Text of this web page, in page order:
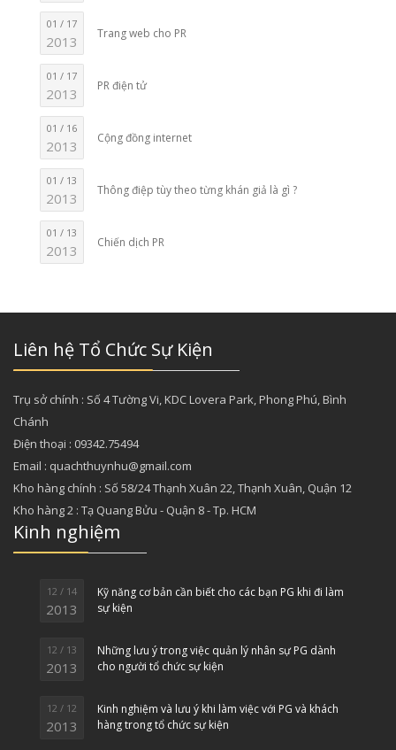
01 / 17
2013 Trang web cho PR
01 / 17
2013 PR điện tử
01 / 16
2013 Cộng đồng internet
01 / 13
2013 Thông điệp tùy theo từng khán giả là gì ?
01 / 13
2013 Chiến dịch PR
Liên hệ Tổ Chức Sự Kiện
Trụ sở chính : Số 4 Tường Vi, KDC Lovera Park, Phong Phú, Bình
Chánh
Điện thoại : 09342.75494
Email : quachthuynhu@gmail.com
Kho hàng chính : Số 58/24 Thạnh Xuân 22, Thạnh Xuân, Quận 12
Kho hàng 2 : Tạ Quang Bửu - Quận 8 - Tp. HCM
Kinh nghiệm
12 / 14
2013
Kỹ năng cơ bản cần biết cho các bạn PG khi đi làm
sự kiện
12 / 13
2013
Những lưu ý trong việc quản lý nhân sự PG dành
cho người tổ chức sự kiện
12 / 12
2013
Kinh nghiệm và lưu ý khi làm việc với PG và khách
hàng trong tổ chức sự kiện